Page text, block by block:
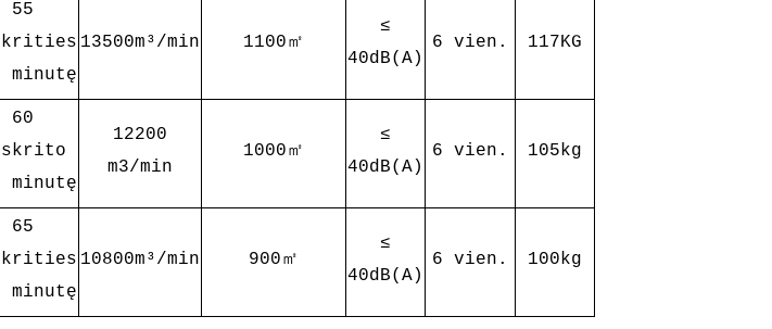
55
minutę
13500m³/min 1100㎡
≤
40dB(A)
6 vien. 117KG
60
minutę
12200
m3/min
1000㎡
≤
40dB(A)
6 vien. 105kg
65
minutę
10800m³/min 900㎡
≤
40dB(A)
6 vien. 100kg